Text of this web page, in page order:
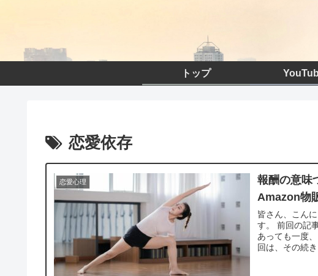
トップ
恋愛依存
恋愛心理
報酬の意味
Amazon物
皆さん、こん
す。 前回の記
あっても一度
回は、その続